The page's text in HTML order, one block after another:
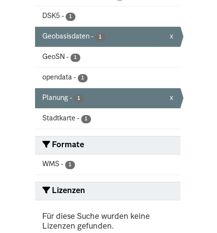
DSK5 - 1
Geobasisdaten - 1 x
GeoSN - 1
opendata - 1
Planung - 1 x
Stadtkarte - 1
Formate
WMS - 1
Lizenzen
Für diese Suche wurden keine
Lizenzen gefunden.